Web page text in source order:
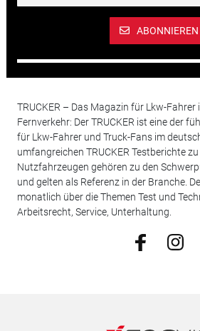
ABONNIEREN
TRUCKER – Das Magazin für Lkw-Fahrer
Fernverkehr: Der TRUCKER ist eine der
für Lkw-Fahrer und Truck-Fans im
umfangreichen TRUCKER Testberichte
Nutzfahrzeugen gehören zu den
und gelten als Referenz in der Branche.
monatlich über die Themen Test und
Arbeitsrecht, Service, Unterhaltung.